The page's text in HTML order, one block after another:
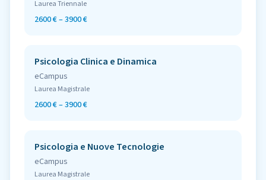
Laurea Triennale
2600 € – 3900 €
Psicologia Clinica e Dinamica
eCampus
Laurea Magistrale
2600 € – 3900 €
Psicologia e Nuove Tecnologie
eCampus
Laurea Magistrale